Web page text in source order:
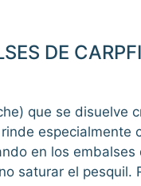
DE
que se disuelve
especialmente
en los embalses
saturar el pesquil.